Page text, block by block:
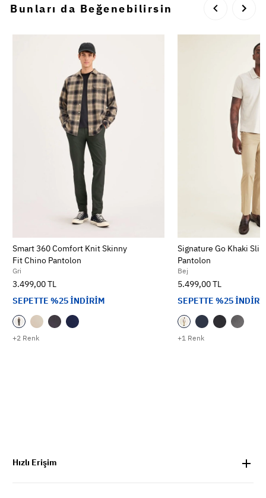
Bunları da Beğenebilirsin
+2 Renk
Smart 360 Comfort Knit Skinny
Fit Chino Pantolon
Gri
3.499,00 TL
SEPETTE %25 İNDİRİM
+1 Renk
Signature Go Khaki
Pantolon
Bej
5.499,00 TL
SEPETTE %25
Hızlı Erişim